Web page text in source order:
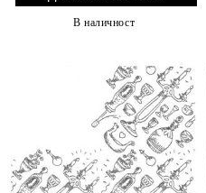
В наличност